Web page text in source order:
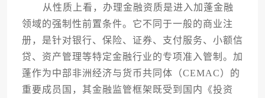
从性质上看，办理金融资质是进入加蓬金融
领域的强制性前置条件。它不同于一般的商业注
册，是针对银行、保险、证券、支付服务、小额信
贷、资产管理等特定金融行业的专项准入管制。加
蓬作为中部非洲经济与货币共同体（CEMAC）的
重要成员国，其金融监管框架既受到国内《投资